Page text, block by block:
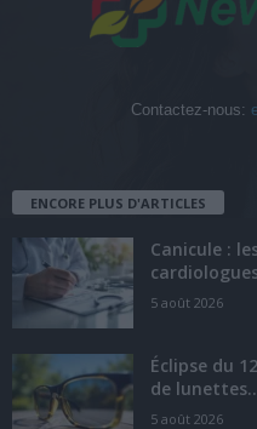
Contactez-nous:
ENCORE PLUS D'ARTICLES
Canicule :
5 août 2026
Éclipse du
de
5 août 2026